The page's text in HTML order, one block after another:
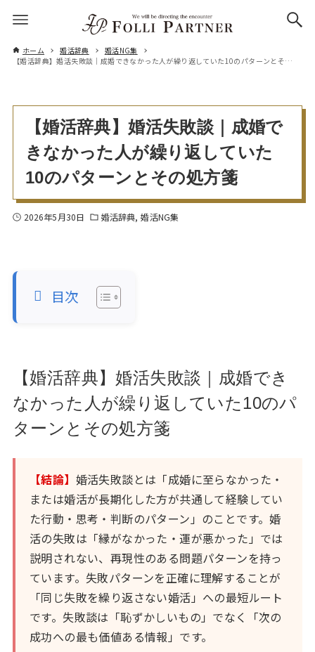
ホーム 婚活辞典
婚活NG集
【婚活辞典】婚活失敗談｜成婚できなかった人が繰り返していた10のパターンとその処方箋
【婚活辞典】婚活失敗談｜成婚で
きなかった人が繰り返していた
10のパターンとその処方箋
2026年5月30日 婚活辞典 婚活NG集
目次
【婚活辞典】婚活失敗談｜成婚でき
なかった人が繰り返していた10のパ
ターンとその処方箋
【結論】 婚活失敗談とは「成婚に至らなかった・
または婚活が長期化した方が共通して経験してい
た行動・思考・判断のパターン」のことです。婚
活の失敗は「縁がなかった・運が悪かった」では
説明されない、再現性のある問題パターンを持っ
ています。失敗パターンを正確に理解することが
「同じ失敗を繰り返さない婚活」への最短ルート
です。失敗談は「恥ずかしいもの」でなく「次の
成功への最も価値ある情報」です。